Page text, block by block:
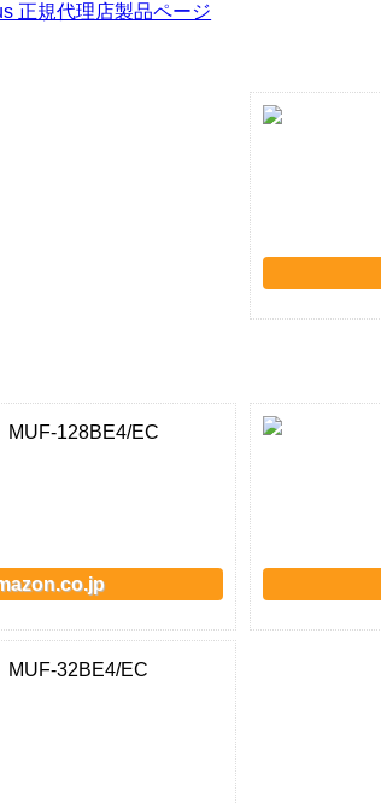
正規代理店製品ページ
MUF-128BE4/EC
MUF-32BE4/EC